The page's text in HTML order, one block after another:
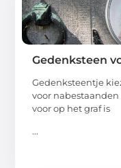
Gedenksteen
Gedenksteentje
voor
voor op het graf is
...